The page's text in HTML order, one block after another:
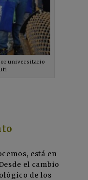
universitario
está en
el cambio
de los